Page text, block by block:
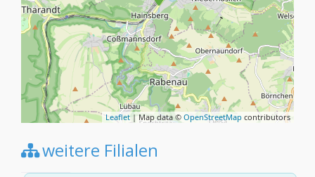
Leaflet| Map data © OpenStreetMap contributors
weitere Filialen